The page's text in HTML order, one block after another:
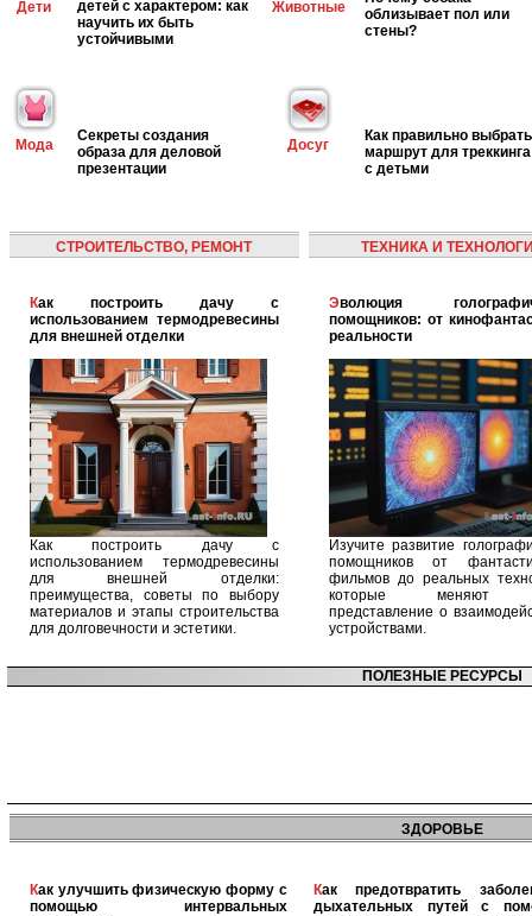
Дети
детей с характером: как
научить их быть
устойчивыми
Животные
облизывает пол или
стены?
Мода
Секреты создания
образа для деловой
презентации
Досуг
Как правильно выбрать
маршрут для треккинга
с детьми
СТРОИТЕЛЬСТВО, РЕМОНТ
Как построить дачу с
использованием термодревесины
для внешней отделки
Как построить дачу с
использованием термодревесины
для внешней отделки:
преимущества, советы по выбору
материалов и этапы строительства
для долговечности и эстетики.
ТЕХНИКА И
Эволюция голографических
помощников: от
реальности
Изучите развитие
помощников от
фильмов до реальных
которые меняют
представление о
устройствами.
ПОЛЕЗНЫЕ РЕСУРСЫ
ЗДОРОВЬЕ
Как улучшить физическую форму с
помощью интервальных
Как предотвратить заболевания
дыхательных путей с